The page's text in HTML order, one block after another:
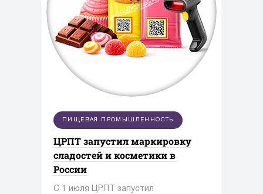
ПИЩЕВАЯ ПРОМЫШЛЕННОСТЬ
ЦРПТ запустил маркировку
сладостей и косметики в
России
С 1 июля ЦРПТ запустил